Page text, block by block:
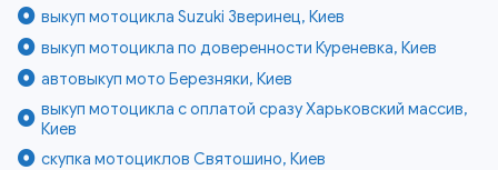
выкуп мотоцикла Suzuki Зверинец, Киев
выкуп мотоцикла по доверенности Куреневка, Киев
автовыкуп мото Березняки, Киев
выкуп мотоцикла с оплатой сразу Харьковский массив,
Киев
скупка мотоциклов Святошино, Киев